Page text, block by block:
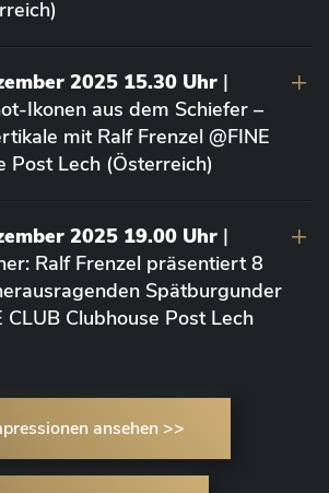
2025 15.30 Uhr |
Ikonen aus dem Schiefer –
mit Ralf Frenzel @FINE
Post Lech (Österreich)
2025 19.00 Uhr |
Ralf Frenzel präsentiert 8
Spätburgunder
CLUB Clubhouse Post Lech
ansehen >>